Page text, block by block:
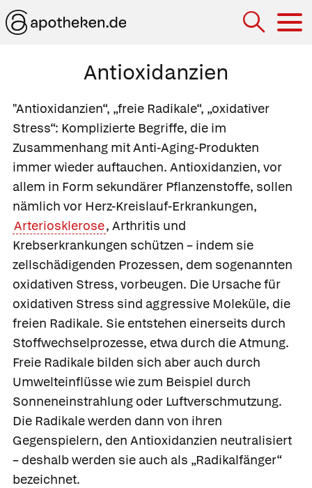
Antioxidanzien
"Antioxidanzien“, „freie Radikale“, „oxidativer
Stress“: Komplizierte Begriffe, die im
Zusammenhang mit Anti-Aging-Produkten
immer wieder auftauchen. Antioxidanzien, vor
allem in Form sekundärer Pflanzenstoffe, sollen
nämlich vor Herz-Kreislauf-Erkrankungen,
Arteriosklerose, Arthritis und
Krebserkrankungen schützen – indem sie
zellschädigenden Prozessen, dem sogenannten
oxidativen Stress, vorbeugen. Die Ursache für
oxidativen Stress sind aggressive Moleküle, die
freien Radikale. Sie entstehen einerseits durch
Stoffwechselprozesse, etwa durch die Atmung.
Freie Radikale bilden sich aber auch durch
Umwelteinflüsse wie zum Beispiel durch
Sonneneinstrahlung oder Luftverschmutzung.
Die Radikale werden dann von ihren
Gegenspielern, den Antioxidanzien neutralisiert
– deshalb werden sie auch als „Radikalfänger“
bezeichnet.